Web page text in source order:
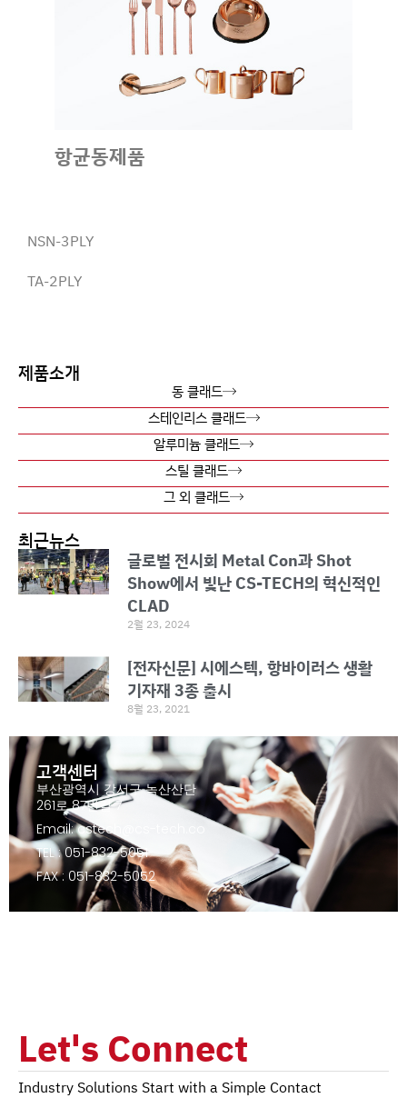
항균동제품
NSN-3PLY
TA-2PLY
제품소개
동 클래드
스테인리스 클래드
알루미늄 클래드
스틸 클래드
그 외 클래드
최근뉴스
글로벌 전시회 Metal Con과 Shot
Show에서 빛난 CS-TECH의 혁신적인
CLAD
2월 23, 2024
[전자신문] 시에스텍, 항바이러스 생활
기자재 3종 출시
8월 23, 2021
고객센터
부산광역시 강서구 녹산산단
261로 87번길 7
Email: cstech@cs-tech.co
TEL : 051-832-5051
FAX : 051-832-5052
Let's Connect
Industry Solutions Start with a Simple Contact